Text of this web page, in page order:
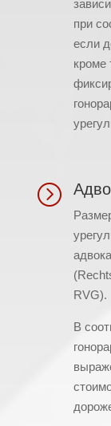
при
если
кроме
=
RVG).
В